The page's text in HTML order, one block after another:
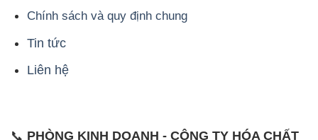
ĐỊA CHỈ
1229C Quốc lộ 1A, Phường Bình Trị Đông B,
Quận Bình Tân, TP. Hồ Chí Minh